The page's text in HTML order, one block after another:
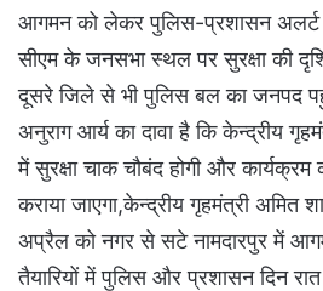
आगमन को लेकर पुलिस-प्रशासन अलर्ट
सीएम के जनसभा स्थल पर सुरक्षा की
दूसरे जिले से भी पुलिस बल का जनपद
अनुराग आर्य का दावा है कि केन्द्रीय
में सुरक्षा चाक चौबंद होगी और
कराया जाएगा,केन्द्रीय गृहमंत्री अमित
अप्रैल को नगर से सटे नामदारपुर में
तैयारियों में पुलिस और प्रशासन दिन